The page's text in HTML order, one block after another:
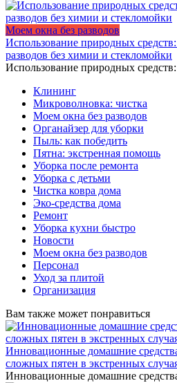
Моем окна без разводов
Использование природных средств:
разводов без химии и стекломойки
Использование природных средств:
Клининг
Микроволновка: чистка
Моем окна без разводов
Органайзер для уборки
Пыль: как победить
Пятна: экстренная помощь
Уборка после ремонта
Уборка с детьми
Чистка ковра дома
Эко-средства дома
Ремонт
Уборка кухни быстро
Новости
Моем окна без разводов
Персонал
Уход за плитой
Организация
Вам также может понравиться
Инновационные домашние
сложных пятен в экстренных
Инновационные домашние